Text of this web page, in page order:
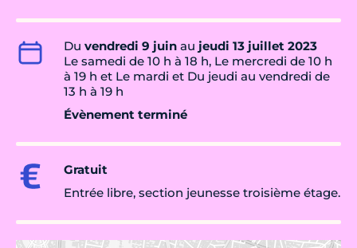
Du vendredi 9 juin au jeudi 13 juillet 2023
Le samedi de 10 h à 18 h, Le mercredi de 10 h
à 19 h et Le mardi et Du jeudi au vendredi de
13 h à 19 h
Évènement terminé
Gratuit
Entrée libre, section jeunesse troisième étage.